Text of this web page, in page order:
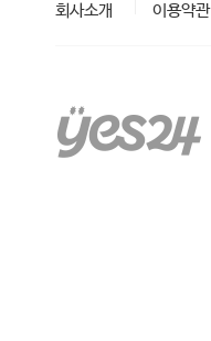
회사소개 이용약관